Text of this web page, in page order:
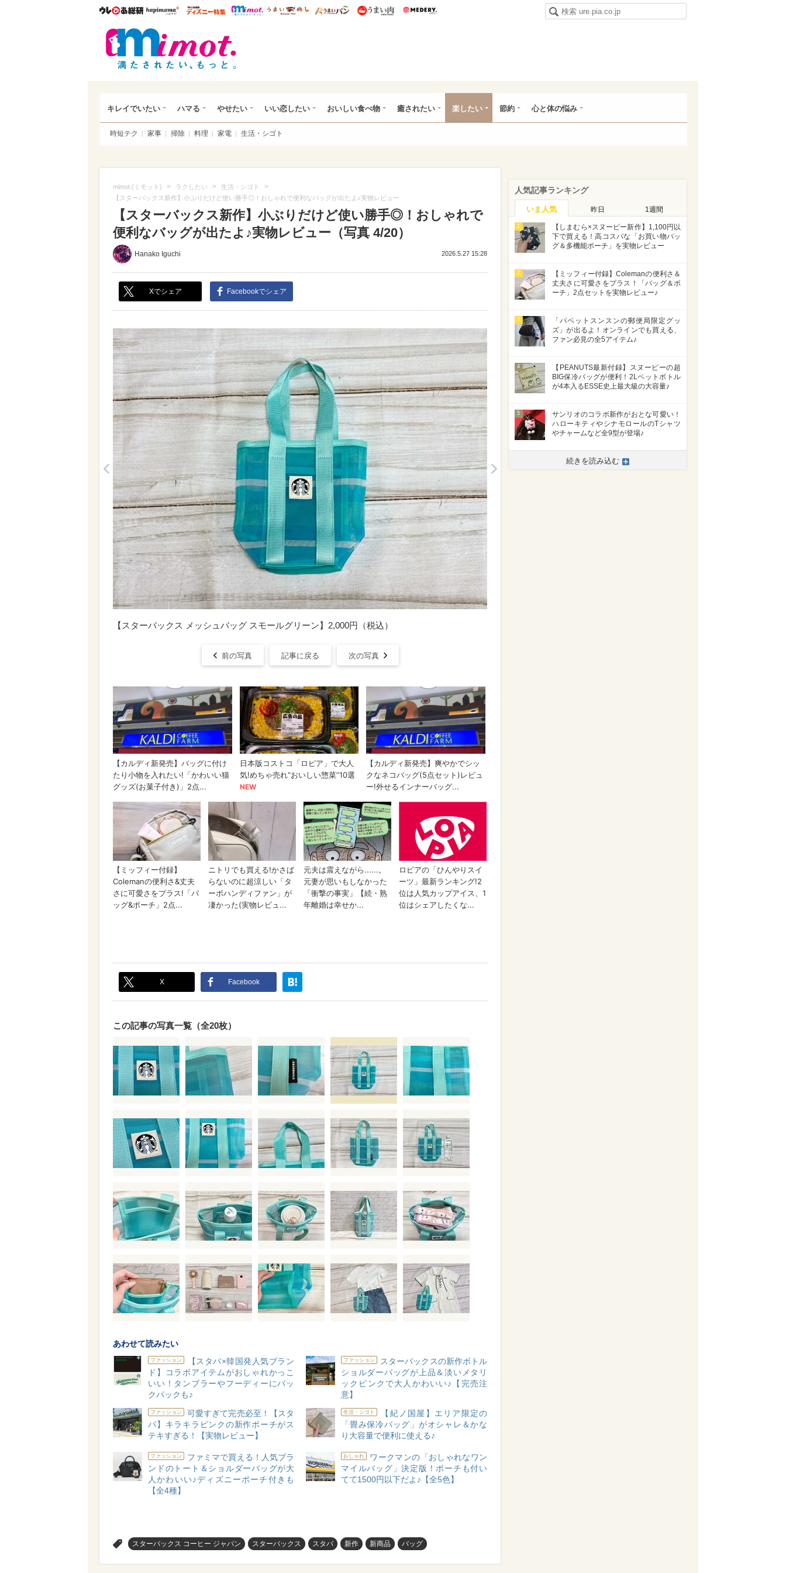
ウレぴあ総研ハピママ* ウレぴあ総研 ディズニー特集
mimot. うまいめし うまいパン うまい肉
キレイでいたい ハマる やせたい いい恋したい おいしい食べ物 癒されたい 楽したい 節約 心と体の悩み
時短テク 家事 掃除 料理 家電 生活・シゴト
mimot.(ミモット) > ラクしたい > 生活・シゴト >
【スターバックス新作】小ぶりだけど使い勝手◎！おしゃれで便利なバッグが出たよ♪実物レビュー
【スターバックス新作】小ぶりだけど使い勝手◎！おしゃれで
便利なバッグが出たよ♪実物レビュー（写真 4/20）
Hanako Iguchi 2026.5.27 15:28
Xでシェア Facebookでシェア
【スターバックス メッシュバッグ スモールグリーン】2,000円（税込）
前の写真 記事に戻る 次の写真
X Facebook
この記事の写真一覧（全20枚）
あわせて読みたい
ファッション
【スタバ×韓国発人気ブラン
ド】コラボアイテムがおしゃれかっこ
いい！タンブラーやフーディーにバッ
クパックも♪
ファッション
スターバックスの新作ボトル
ショルダーバッグが上品＆淡いメタリ
ックピンクで大人かわいい♪【完売注
意】
ファッション
可愛すぎて完売必至！【スタ
バ】キラキラピンクの新作ポーチがス
テキすぎる！【実物レビュー】
生活・シゴト
【紀ノ国屋】エリア限定の
「畳み保冷バッグ」がオシャレ＆かな
り大容量で便利に使える♪
ファッション
ファミマで買える！人気ブラ
ンドのトート＆ショルダーバッグが大
人かわいい♪ディズニーポーチ付きも
【全4種】
おしゃれ
ワークマンの「おしゃれなワン
マイルバッグ」決定版！ポーチも付い
てて1500円以下だよ♪【全5色】
スターバックス コーヒー ジャパン スターバックス スタバ 新作 新商品 バッグ
人気記事ランキング
いま人気 昨日 1週間
1
【しまむら×スヌーピー新作】1,100円以
下で買える！高コスパな「お買い物バッ
グ＆多機能ポーチ」を実物レビュー
2
【ミッフィー付録】Colemanの便利さ＆
丈夫さに可愛さをプラス！「バッグ＆ポ
ーチ」2点セットを実物レビュー♪
3
「パペットスンスンの郵便局限定グッ
ズ」が出るよ！オンラインでも買える、
ファン必見の全5アイテム♪
4
【PEANUTS最新付録】スヌーピーの超
BIG保冷バッグが便利！2Lペットボトル
が4本入るESSE史上最大級の大容量♪
5
サンリオのコラボ新作がおとな可愛い！
ハローキティやシナモロールのTシャツ
やチャームなど全9型が登場♪
続きを読み込む